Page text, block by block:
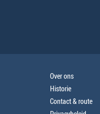
Over ons
Historie
Contact & route